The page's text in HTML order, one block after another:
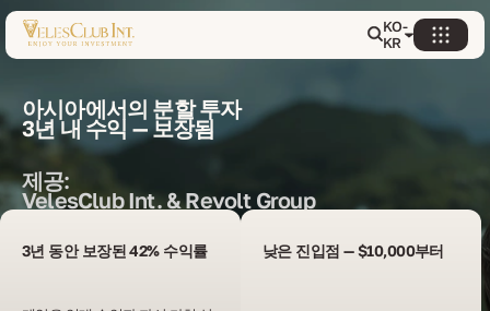
KO-
KR
아시아에서의 분할 투자
3년 내 수익 — 보장됨
제공:
VelesClub Int. & Revolt Group
3년 동안 보장된 42% 수익률 낮은 진입점 — $10,000부터